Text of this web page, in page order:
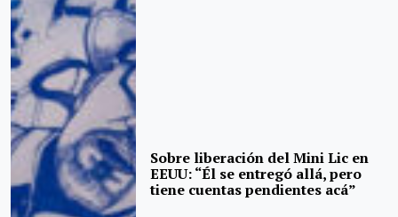
Sobre liberación del Mini Lic en
EEUU: “Él se entregó allá, pero
tiene cuentas pendientes acá”